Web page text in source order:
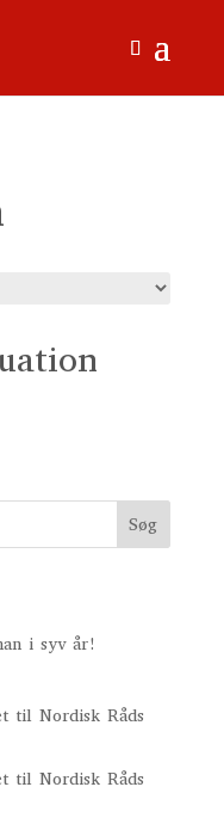
Søg
i syv år!
til Nordisk Råds
til Nordisk Råds